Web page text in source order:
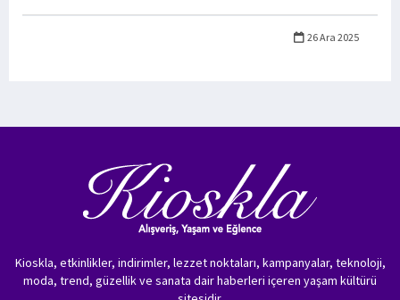
26 Ara 2025
Kioskla, etkinlikler, indirimler, lezzet noktaları, kampanyalar, teknoloji,
moda, trend, güzellik ve sanata dair haberleri içeren yaşam kültürü